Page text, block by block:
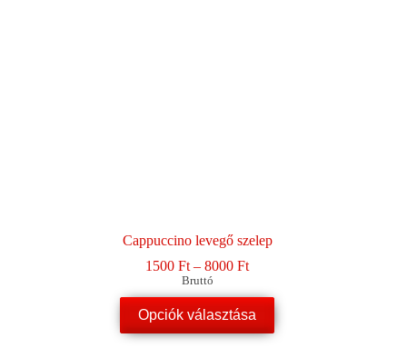
Cappuccino levegő szelep
1500Ft – 8000FtÁrtartomány:
-
8000 Ft
Bruttó
Opciók választása
Ennek
a
terméknek